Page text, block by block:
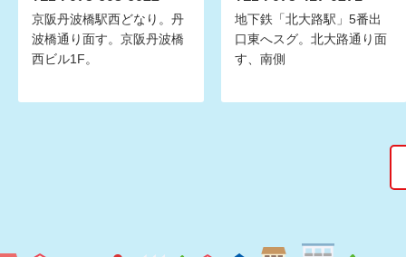
京阪丹波橋駅西どなり。丹
波橋通り面す。京阪丹波橋
西ビル1F。
地下鉄「北大路駅」5番出
口東へスグ。北大路通り面
す、南側